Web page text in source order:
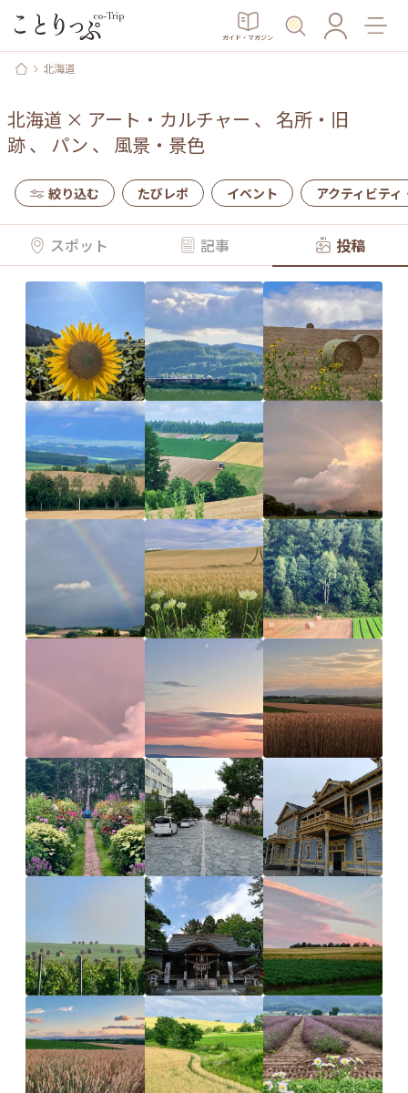
ガイド・マガジン
北海道
北海道 × アート・カルチャー 、 名所・旧
跡、 パン 、 風景・景色
絞り込む たびレポ イベント アクティビティ
スポット 記事 投稿